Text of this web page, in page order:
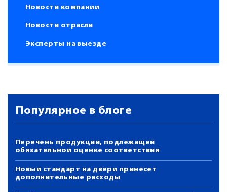
Новости компании
Новости отрасли
Эксперты на выезде
Популярное в блоге
Перечень продукции, подлежащей
обязательной оценке соответствия
Новый стандарт на двери принесет
дополнительные расходы